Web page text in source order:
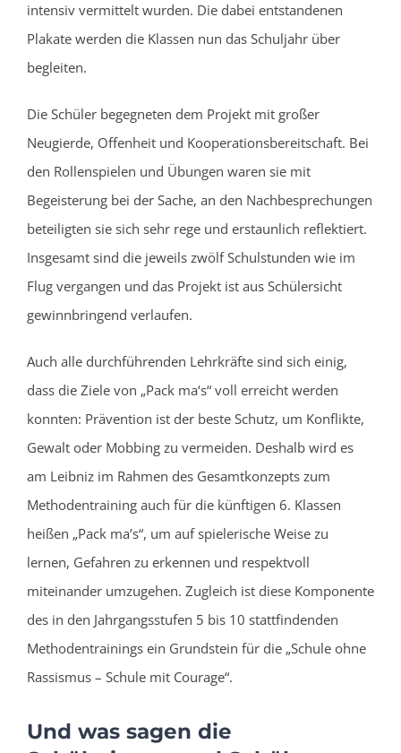
intensiv vermittelt wurden. Die dabei entstandenen
Plakate werden die Klassen nun das Schuljahr über
begleiten.
Die Schüler begegneten dem Projekt mit großer
Neugierde, Offenheit und Kooperationsbereitschaft. Bei
den Rollenspielen und Übungen waren sie mit
Begeisterung bei der Sache, an den Nachbesprechungen
beteiligten sie sich sehr rege und erstaunlich reflektiert.
Insgesamt sind die jeweils zwölf Schulstunden wie im
Flug vergangen und das Projekt ist aus Schülersicht
gewinnbringend verlaufen.
Auch alle durchführenden Lehrkräfte sind sich einig,
dass die Ziele von „Pack ma‘s“ voll erreicht werden
konnten: Prävention ist der beste Schutz, um Konflikte,
Gewalt oder Mobbing zu vermeiden. Deshalb wird es
am Leibniz im Rahmen des Gesamtkonzepts zum
Methodentraining auch für die künftigen 6. Klassen
heißen „Pack ma’s“, um auf spielerische Weise zu
lernen, Gefahren zu erkennen und respektvoll
miteinander umzugehen. Zugleich ist diese Komponente
des in den Jahrgangsstufen 5 bis 10 stattfindenden
Methodentrainings ein Grundstein für die „Schule ohne
Rassismus – Schule mit Courage“.
Und was sagen die